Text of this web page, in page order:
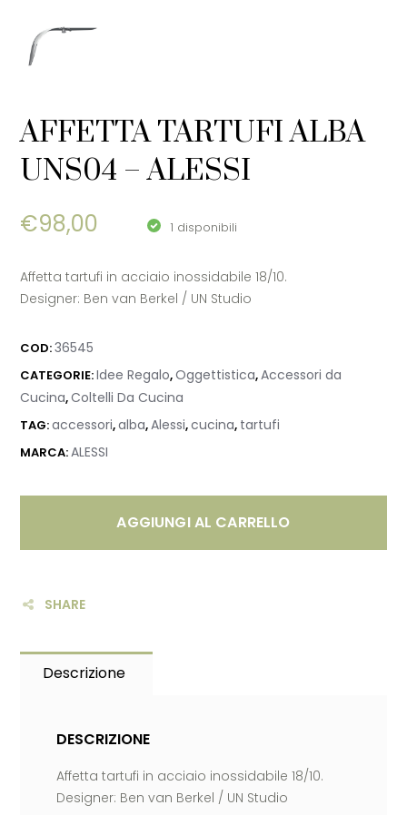
AFFETTA TARTUFI ALBA
UNS04 – ALESSI
€98,00 1 disponibili
Affetta tartufi in acciaio inossidabile 18/10.
Designer: Ben van Berkel / UN Studio
COD:36545
CATEGORIE:Idee Regalo,Oggettistica,Accessori da
Cucina,Coltelli Da Cucina
TAG:accessori,alba,Alessi,cucina, tartufi
MARCA:ALESSI
AGGIUNGI AL CARRELLO
SHARE
Descrizione
DESCRIZIONE
Affetta tartufi in acciaio inossidabile 18/10.
Designer: Ben van Berkel / UN Studio